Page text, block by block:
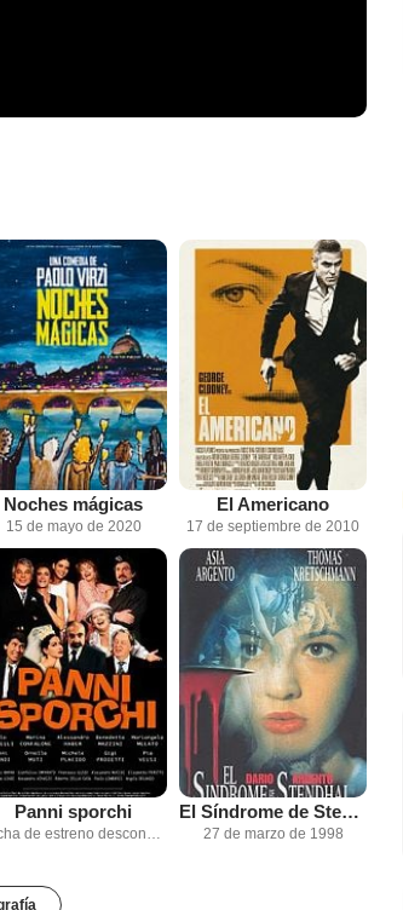
Noches mágicas
15 de mayo de 2020
El Americano
17 de septiembre de 2010
Panni sporchi
Fecha de estreno desconocida
El Síndrome de Stendhal
27 de marzo de 1998